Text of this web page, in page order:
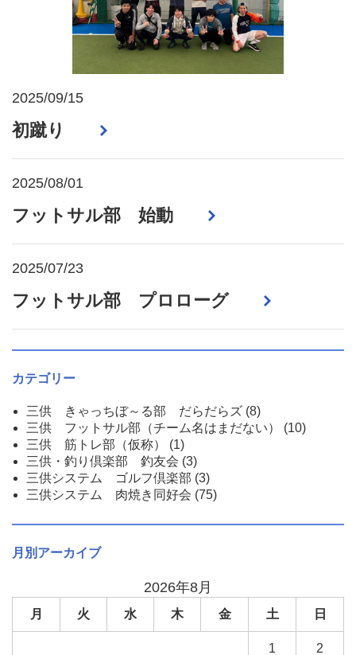
2025/09/15
初蹴り
2025/08/01
フットサル部 始動
2025/07/23
フットサル部 プロローグ
カテゴリー
三供 きゃっちぼ～る部 だらだらズ(8)
三供 フットサル部（チーム名はまだない）
(10)
三供 筋トレ部（仮称）
(1)
三供・釣り倶楽部 釣友会 (3)
三供システム ゴルフ倶楽部 (3)
三供システム 肉焼き同好会 (75)
月別アーカイブ
2026年8月
月 火 水 木 金 土 日
1 2